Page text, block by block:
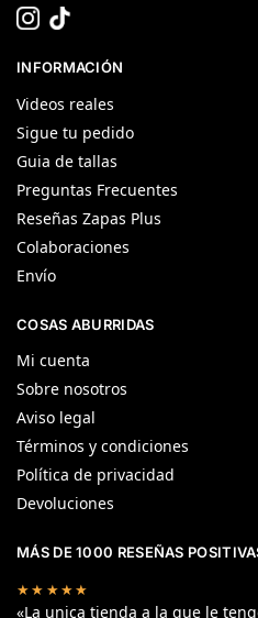
INFORMACIÓN
Videos reales
Sigue tu pedido
Guia de tallas
Preguntas Frecuentes
Reseñas Zapas Plus
Colaboraciones
Envío
COSAS ABURRIDAS
Mi cuenta
Sobre nosotros
Aviso legal
Términos y condiciones
Política de privacidad
Devoluciones
MÁS DE 1000 RESEÑAS
★★★★★
«La unica tienda a la que le